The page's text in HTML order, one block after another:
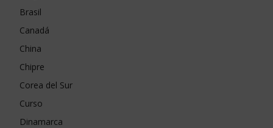
Brasil
Canadá
China
Chipre
Corea del Sur
Curso
Dinamarca